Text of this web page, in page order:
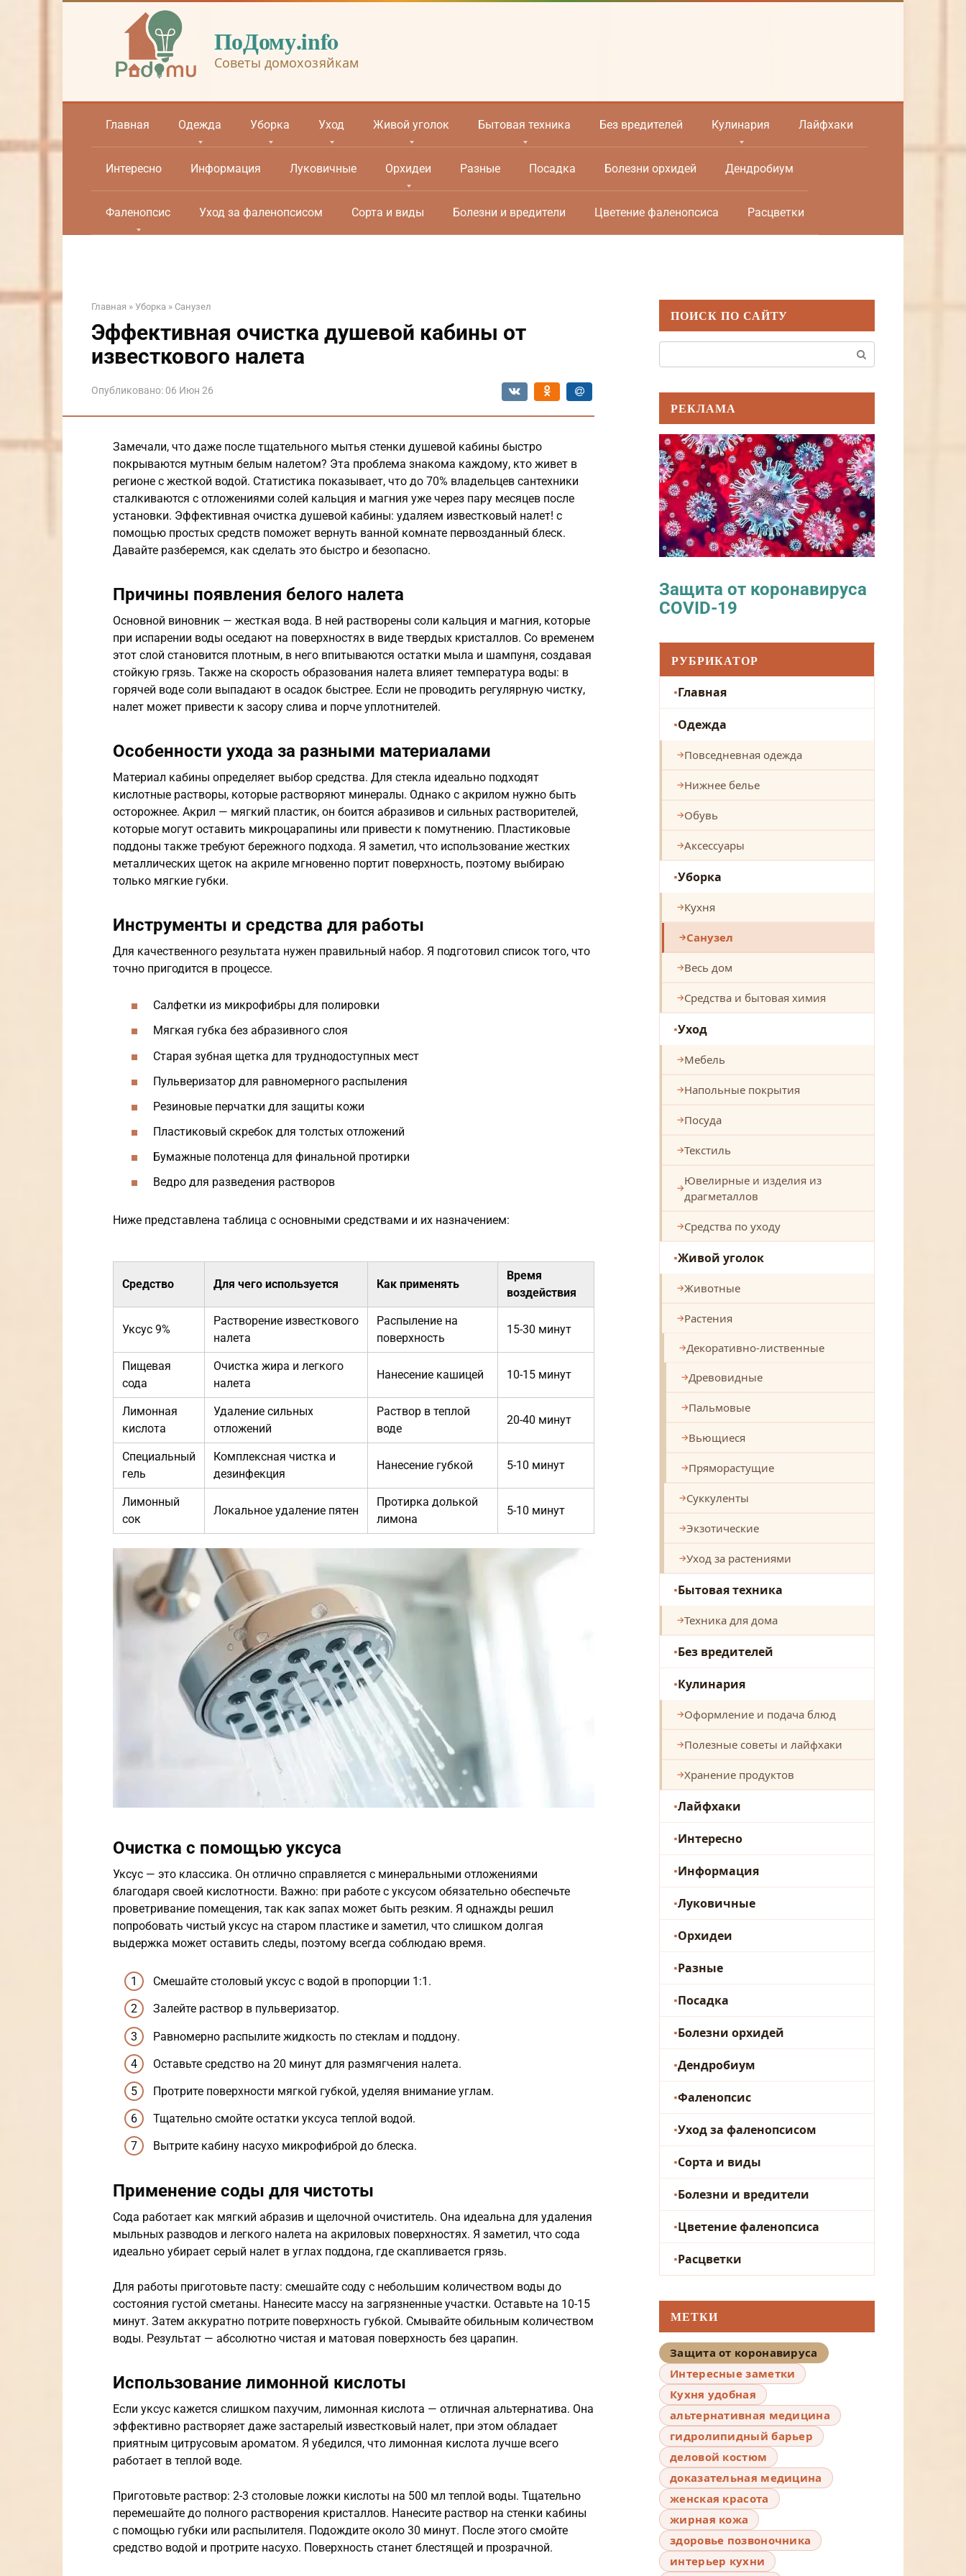
ПоДому.info
Советы домохозяйкам
Главная Одежда Уборка Уход Живой уголок Бытовая техника Без вредителей Кулинария Лайфхаки
Интересно Информация Луковичные Орхидеи Разные Посадка Болезни орхидей Дендробиум
Фаленопсис Уход за фаленопсисом Сорта и виды Болезни и вредители Цветение фаленопсиса Расцветки
Главная » Уборка » Санузел
Эффективная очистка душевой кабины от
известкового налета
Опубликовано: 06 Июн 26
Замечали, что даже после тщательного мытья стенки душевой кабины быстро
покрываются мутным белым налетом? Эта проблема знакома каждому, кто живет в
регионе с жесткой водой. Статистика показывает, что до 70% владельцев сантехники
сталкиваются с отложениями солей кальция и магния уже через пару месяцев после
установки. Эффективная очистка душевой кабины: удаляем известковый налет! с
помощью простых средств поможет вернуть ванной комнате первозданный блеск.
Давайте разберемся, как сделать это быстро и безопасно.
Причины появления белого налета
Основной виновник — жесткая вода. В ней растворены соли кальция и магния, которые
при испарении воды оседают на поверхностях в виде твердых кристаллов. Со временем
этот слой становится плотным, в него впитываются остатки мыла и шампуня, создавая
стойкую грязь. Также на скорость образования налета влияет температура воды: в
горячей воде соли выпадают в осадок быстрее. Если не проводить регулярную чистку,
налет может привести к засору слива и порче уплотнителей.
Особенности ухода за разными материалами
Материал кабины определяет выбор средства. Для стекла идеально подходят
кислотные растворы, которые растворяют минералы. Однако с акрилом нужно быть
осторожнее. Акрил — мягкий пластик, он боится абразивов и сильных растворителей,
которые могут оставить микроцарапины или привести к помутнению. Пластиковые
поддоны также требуют бережного подхода. Я заметил, что использование жестких
металлических щеток на акриле мгновенно портит поверхность, поэтому выбираю
только мягкие губки.
Инструменты и средства для работы
Для качественного результата нужен правильный набор. Я подготовил список того, что
точно пригодится в процессе.
Салфетки из микрофибры для полировки
Мягкая губка без абразивного слоя
Старая зубная щетка для труднодоступных мест
Пульверизатор для равномерного распыления
Резиновые перчатки для защиты кожи
Пластиковый скребок для толстых отложений
Бумажные полотенца для финальной протирки
Ведро для разведения растворов
Ниже представлена таблица с основными средствами и их назначением:
Средство Для чего используется Как применять
Время
воздействия
Уксус 9%
Растворение известкового
налета
Распыление на
поверхность
15-30 минут
Пищевая
сода
Очистка жира и легкого
налета
Нанесение кашицей 10-15 минут
Лимонная
кислота
Удаление сильных
отложений
Раствор в теплой
воде
20-40 минут
Специальный
гель
Комплексная чистка и
дезинфекция
Нанесение губкой 5-10 минут
Лимонный
сок
Локальное удаление пятен
Протирка долькой
лимона
5-10 минут
Очистка с помощью уксуса
Уксус — это классика. Он отлично справляется с минеральными отложениями
благодаря своей кислотности. Важно: при работе с уксусом обязательно обеспечьте
проветривание помещения, так как запах может быть резким. Я однажды решил
попробовать чистый уксус на старом пластике и заметил, что слишком долгая
выдержка может оставить следы, поэтому всегда соблюдаю время.
Смешайте столовый уксус с водой в пропорции 1:1.
Залейте раствор в пульверизатор.
Равномерно распылите жидкость по стеклам и поддону.
Оставьте средство на 20 минут для размягчения налета.
Протрите поверхности мягкой губкой, уделяя внимание углам.
Тщательно смойте остатки уксуса теплой водой.
Вытрите кабину насухо микрофиброй до блеска.
Применение соды для чистоты
Сода работает как мягкий абразив и щелочной очиститель. Она идеальна для удаления
мыльных разводов и легкого налета на акриловых поверхностях. Я заметил, что сода
идеально убирает серый налет в углах поддона, где скапливается грязь.
Для работы приготовьте пасту: смешайте соду с небольшим количеством воды до
состояния густой сметаны. Нанесите массу на загрязненные участки. Оставьте на 10-15
минут. Затем аккуратно потрите поверхность губкой. Смывайте обильным количеством
воды. Результат — абсолютно чистая и матовая поверхность без царапин.
Использование лимонной кислоты
Если уксус кажется слишком пахучим, лимонная кислота — отличная альтернатива. Она
эффективно растворяет даже застарелый известковый налет, при этом обладает
приятным цитрусовым ароматом. Я убедился, что лимонная кислота лучше всего
работает в теплой воде.
Приготовьте раствор: 2-3 столовые ложки кислоты на 500 мл теплой воды. Тщательно
перемешайте до полного растворения кристаллов. Нанесите раствор на стенки кабины
с помощью губки или распылителя. Подождите около 30 минут. После этого смойте
средство водой и протрите насухо. Поверхность станет блестящей и прозрачной.
ПОИСК ПО САЙТУ
РЕКЛАМА
Защита от коронавируса
COVID-19
РУБРИКАТОР
Главная
Одежда
Повседневная одежда
Нижнее белье
Обувь
Аксессуары
Уборка
Кухня
Санузел
Весь дом
Средства и бытовая химия
Уход
Мебель
Напольные покрытия
Посуда
Текстиль
Ювелирные и изделия из
драгметаллов
Средства по уходу
Живой уголок
Животные
Растения
Декоративно-лиственные
Древовидные
Пальмовые
Вьющиеся
Пряморастущие
Суккуленты
Экзотические
Уход за растениями
Бытовая техника
Техника для дома
Без вредителей
Кулинария
Оформление и подача блюд
Полезные советы и лайфхаки
Хранение продуктов
Лайфхаки
Интересно
Информация
Луковичные
Орхидеи
Разные
Посадка
Болезни орхидей
Дендробиум
Фаленопсис
Уход за фаленопсисом
Сорта и виды
Болезни и вредители
Цветение фаленопсиса
Расцветки
МЕТКИ
Защита от коронавируса
Интересные заметки
Кухня удобная
альтернативная медицина
гидролипидный барьер
деловой костюм
доказательная медицина
женская красота
жирная кожа
здоровье позвоночника
интерьер кухни